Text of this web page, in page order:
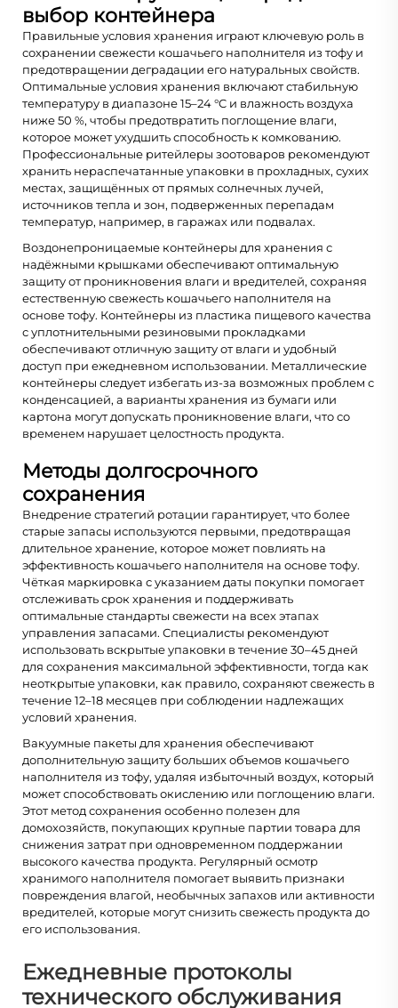
выбор контейнера
Правильные условия хранения играют ключевую роль в
сохранении свежести кошачьего наполнителя из тофу и
предотвращении деградации его натуральных свойств.
Оптимальные условия хранения включают стабильную
температуру в диапазоне 15–24 °C и влажность воздуха
ниже 50 %, чтобы предотвратить поглощение влаги,
которое может ухудшить способность к комкованию.
Профессиональные ритейлеры зоотоваров рекомендуют
хранить нераспечатанные упаковки в прохладных, сухих
местах, защищённых от прямых солнечных лучей,
источников тепла и зон, подверженных перепадам
температур, например, в гаражах или подвалах.
Воздонепроницаемые контейнеры для хранения с
надёжными крышками обеспечивают оптимальную
защиту от проникновения влаги и вредителей, сохраняя
естественную свежесть кошачьего наполнителя на
основе тофу. Контейнеры из пластика пищевого качества
с уплотнительными резиновыми прокладками
обеспечивают отличную защиту от влаги и удобный
доступ при ежедневном использовании. Металлические
контейнеры следует избегать из-за возможных проблем с
конденсацией, а варианты хранения из бумаги или
картона могут допускать проникновение влаги, что со
временем нарушает целостность продукта.
Методы долгосрочного
сохранения
Внедрение стратегий ротации гарантирует, что более
старые запасы используются первыми, предотвращая
длительное хранение, которое может повлиять на
эффективность кошачьего наполнителя на основе тофу.
Чёткая маркировка с указанием даты покупки помогает
отслеживать срок хранения и поддерживать
оптимальные стандарты свежести на всех этапах
управления запасами. Специалисты рекомендуют
использовать вскрытые упаковки в течение 30–45 дней
для сохранения максимальной эффективности, тогда как
неоткрытые упаковки, как правило, сохраняют свежесть в
течение 12–18 месяцев при соблюдении надлежащих
условий хранения.
Вакуумные пакеты для хранения обеспечивают
дополнительную защиту больших объемов кошачьего
наполнителя из тофу, удаляя избыточный воздух, который
может способствовать окислению или поглощению влаги.
Этот метод сохранения особенно полезен для
домохозяйств, покупающих крупные партии товара для
снижения затрат при одновременном поддержании
высокого качества продукта. Регулярный осмотр
хранимого наполнителя помогает выявить признаки
повреждения влагой, необычных запахов или активности
вредителей, которые могут снизить свежесть продукта до
его использования.
Ежедневные протоколы
технического обслуживания